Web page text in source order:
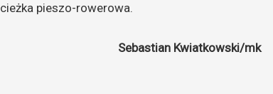
pieszo-rowerowa.
Sebastian Kwiatkowski/mk